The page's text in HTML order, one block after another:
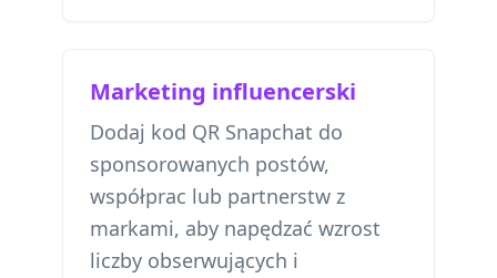
Marketing influencerski
Dodaj kod QR Snapchat do
sponsorowanych postów,
współprac lub partnerstw z
markami, aby napędzać wzrost
liczby obserwujących i